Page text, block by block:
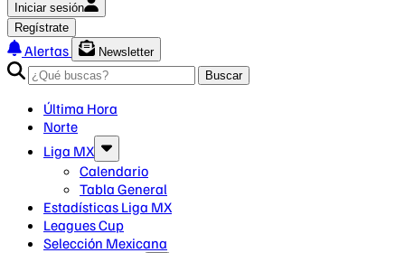
Iniciar sesión
Regístrate
Alertas
Newsletter
Buscar
Última Hora
Norte
Liga MX
Calendario
Tabla General
Estadísticas Liga MX
Leagues Cup
Selección Mexicana